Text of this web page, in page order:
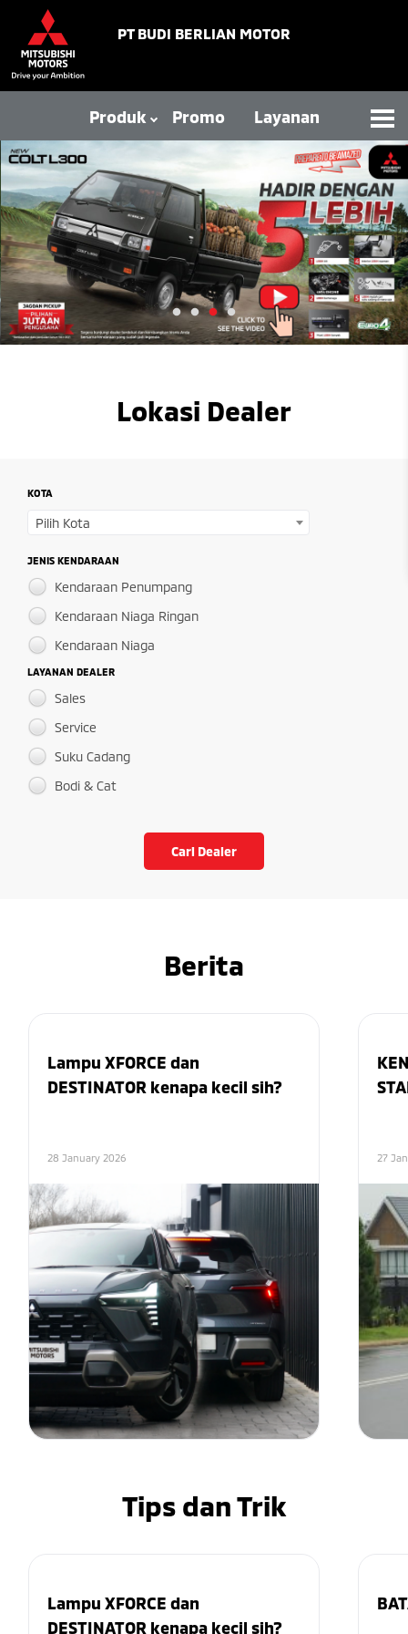
PT BUDI BERLIAN MOTOR
Produk Promo Layanan
Lokasi Dealer
KOTA
Pilih Kota
JENIS KENDARAAN
Kendaraan Penumpang
Kendaraan Niaga Ringan
Kendaraan Niaga
LAYANAN DEALER
Sales
Service
Suku Cadang
Bodi & Cat
Cari Dealer
Berita
Lampu XFORCE dan
DESTINATOR kenapa kecil sih?
28 January 2026 27
Tips dan Trik
Lampu XFORCE dan
DESTINATOR kenapa kecil sih?